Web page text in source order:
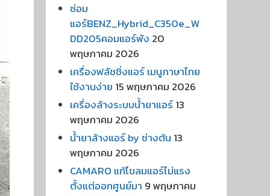
ซ่อม
แอร์BENZ_Hybrid_C350e_W
DD205คอมแอร์พัง 20
พฤษภาคม 2026
เครื่องฟลัชชิ่งแอร์ เมนูภาษาไทย
ใช้งานง่าย 15 พฤษภาคม 2026
เครื่องล้างระบบน้ำยาแอร์13
พฤษภาคม 2026
น้ำยาล้างแอร์ by ช่างต้น 13
พฤษภาคม 2026
CAMARO แก้ไขลมแอร์ไม่แรง
ตั้งแต่ออกศูนย์มา 9 พฤษภาคม